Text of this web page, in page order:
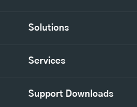
Solutions
Services
Support Downloads